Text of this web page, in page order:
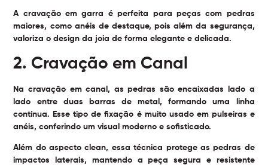
A cravação em garra é perfeita para peças com pedras
maiores, como anéis de destaque, pois além da segurança,
valoriza o design da joia de forma elegante e delicada.
2. Cravação em Canal
Na cravação em canal, as pedras são encaixadas lado a
lado entre duas barras de metal, formando uma linha
contínua. Esse tipo de fixação é muito usado em pulseiras e
anéis, conferindo um visual moderno e sofisticado.
Além do aspecto clean, essa técnica protege as pedras de
impactos laterais, mantendo a peça segura e resistente